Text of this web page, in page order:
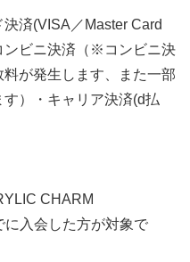
済(VISA／Master Card
ンビニ決済（※コンビニ決
が発生します、また一部
）・キャリア決済(d払
CHARM
入会した方が対象で